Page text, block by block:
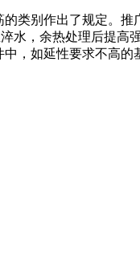
类别作出了规定。
，余热处理后提高
，如延性要求不高的